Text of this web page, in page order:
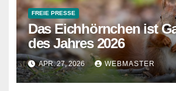
FREIE PRESSE
Das Eichhörnchen ist
des Jahres 2026
APR. 27, 2026 WEBMASTER